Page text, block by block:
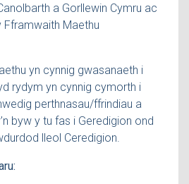
a Gorllewin Cymru ac
Fframwaith Maethu
yn cynnig gwasanaeth i
rydym yn cynnig cymorth i
perthnasau/ffrindiau a
byw y tu fas i Geredigion ond
lleol Ceredigion.